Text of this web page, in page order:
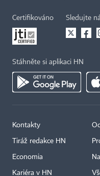
Certifikováno Sledujte
Stáhněte si aplikaci HN
Kontakty
Tiráž redakce HN
Economia
Kariéra v HN